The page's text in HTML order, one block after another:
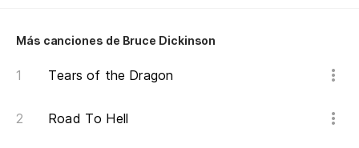
Más canciones de Bruce Dickinson
Tears of the Dragon
Road To Hell